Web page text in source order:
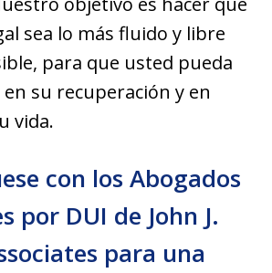
sea lo más fluido y libre
para que usted pueda
su recuperación y en
vida.
con los Abogados
por DUI de John J.
para una